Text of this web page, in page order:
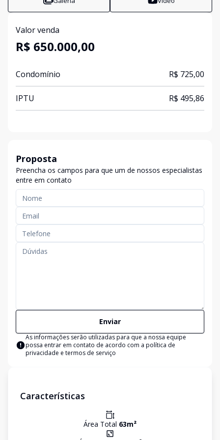
Valor venda
R$ 650.000,00
Condomínio R$ 725,00
IPTU R$ 495,86
Proposta
Preencha os campos para que um de nossos especialistas
entre em contato
Enviar
As informações serão utilizadas para que a nossa equipe
possa entrar em contato de acordo com a política de
privacidade e termos de serviço
Características
Área Total 63m²